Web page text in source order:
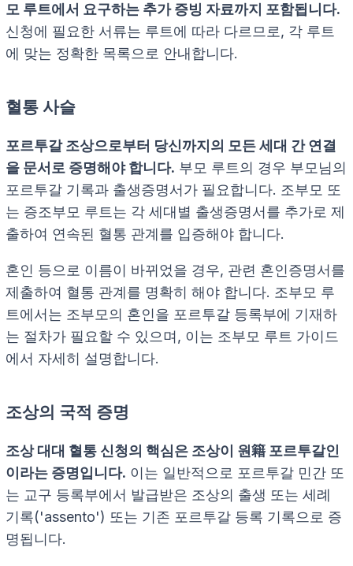
모 루트에서 요구하는 추가 증빙 자료까지 포함됩니다.
신청에 필요한 서류는 루트에 따라 다르므로, 각 루트
에 맞는 정확한 목록으로 안내합니다.
혈통 사슬
포르투갈 조상으로부터 당신까지의 모든 세대 간 연결
을 문서로 증명해야 합니다. 부모 루트의 경우 부모님의
포르투갈 기록과 출생증명서가 필요합니다. 조부모 또
는 증조부모 루트는 각 세대별 출생증명서를 추가로 제
출하여 연속된 혈통 관계를 입증해야 합니다.
혼인 등으로 이름이 바뀌었을 경우, 관련 혼인증명서를
제출하여 혈통 관계를 명확히 해야 합니다. 조부모 루
트에서는 조부모의 혼인을 포르투갈 등록부에 기재하
는 절차가 필요할 수 있으며, 이는 조부모 루트 가이드
에서 자세히 설명합니다.
조상의 국적 증명
조상 대대 혈통 신청의 핵심은 조상이 원籍 포르투갈인
이라는 증명입니다. 이는 일반적으로 포르투갈 민간 또
는 교구 등록부에서 발급받은 조상의 출생 또는 세례
기록('assento') 또는 기존 포르투갈 등록 기록으로 증
명됩니다.